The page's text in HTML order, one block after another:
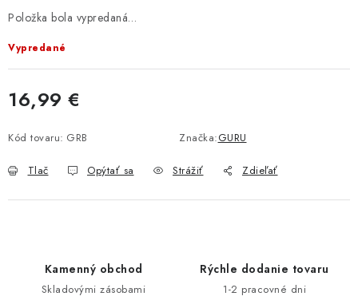
MOJA OBJEDNÁVKA
VRATKY - ODSTÚPENIE OD ZMLUVY - REKLAMACIU
DOPRAVA
ZNAČKY
Položka bola vypredaná…
Vypredané
16,99 €
Kód tovaru: GRB Značka:GURU
Tlač Opýtať sa Strážiť Zdieľať
Kamenný obchod
Skladovými zásobami
Rýchle dodanie tovaru
1-2 pracovné dni